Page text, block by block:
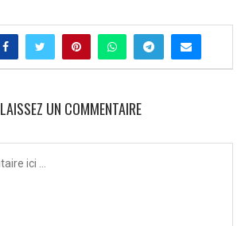
LAISSEZ UN COMMENTAIRE